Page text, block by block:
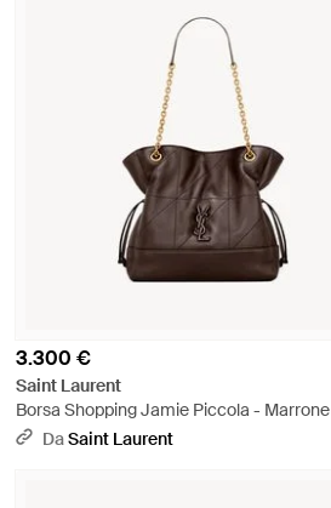
3.300 €
Saint Laurent
Borsa Shopping Jamie Piccola - Marrone
DaSaint Laurent